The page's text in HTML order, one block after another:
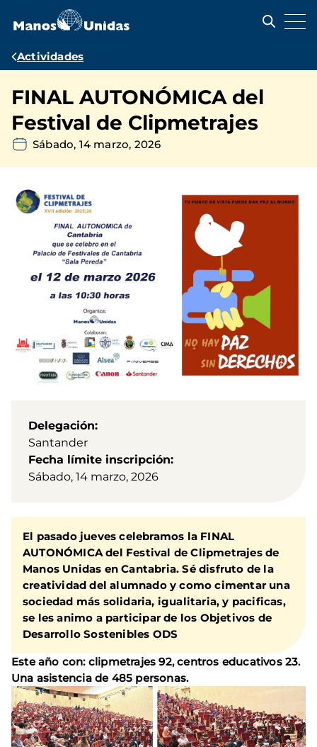
contenido
Ruta
navegación
Actividades
FINAL AUTONÓMICA del
Festival de Clipmetrajes
Sábado, 14 marzo, 2026
Delegación
Santander
Fecha límite inscripción
Sábado, 14 marzo, 2026
El pasado jueves celebramos la FINAL
AUTONÓMICA del Festival de Clipmetrajes de
Manos Unidas en Cantabria. Sé disfruto de la
creatividad del alumnado y como cimentar una
sociedad más solidaria, igualitaria, y pacificas,
se les animo a participar de los Objetivos de
Desarrollo Sostenibles ODS
Este año con: clipmetrajes 92, centros educativos 23.
Una asistencia de 485 personas.